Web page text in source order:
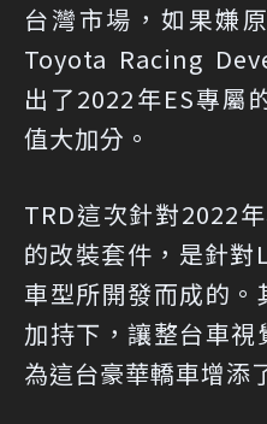
台灣市場，如果嫌
Toyota Racing
出了2022年ES專屬
值大加分。
TRD這次針對2022
的改裝套件，是針
車型所開發而成的
加持下，讓整台車
為這台豪華轎車增添